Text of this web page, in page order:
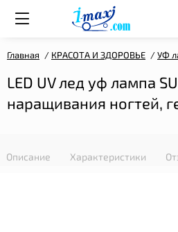
Главная КРАСОТА И ЗДОРОВЬЕ УФ
LED UV лед уф лампа
наращивания ногтей,
Описание Характеристики